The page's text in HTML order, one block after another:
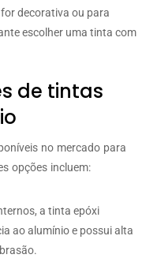
decorativa ou para
escolher uma tinta com
de tintas
no mercado para
opções incluem:
a tinta epóxi
ao alumínio e possui alta